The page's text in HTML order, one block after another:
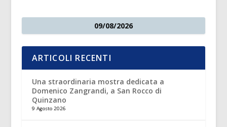
09/08/2026
ARTICOLI RECENTI
Una straordinaria mostra dedicata a
Domenico Zangrandi, a San Rocco di
Quinzano
9 Agosto 2026